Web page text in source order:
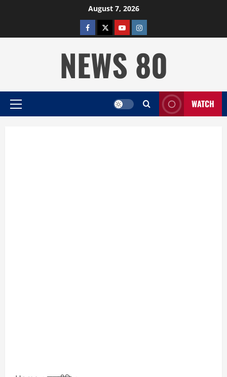
August 7, 2026
facebooktwitterYOUTUBE
instagram
NEWS 80
Primary
WATCH